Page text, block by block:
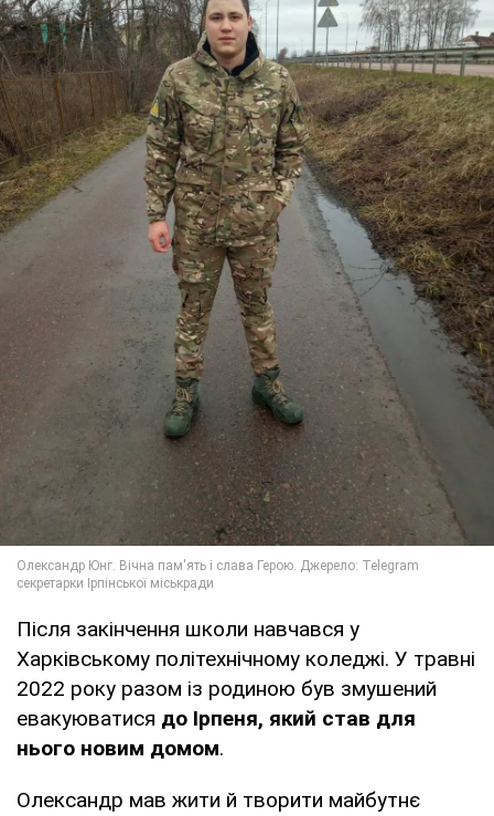
Після закінчення школи навчався у
Харківському політехнічному коледжі. У травні
2022 року разом із родиною був змушений
евакуюватися до Ірпеня, який став для
нього новим домом.
Олександр мав жити й творити майбутнє